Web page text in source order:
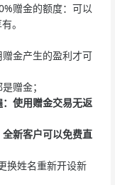
赠金的额度：可以
。
金产生的盈利才可
赠金；
使用赠金交易无返
新客户可以免费直
换姓名重新开设新